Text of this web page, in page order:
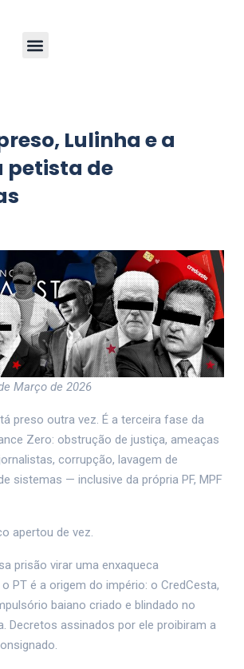
Lulinha e a
petista de
Março de 2026
preso outra vez. É a terceira fase da
Zero: obstrução de justiça, ameaças
corrupção, lavagem de
sistemas — inclusive da própria PF, MPF
apertou de vez.
prisão virar uma enxaqueca
PT é a origem do império: o CredCesta,
baiano criado e blindado no
Decretos assinados por ele proibiram a